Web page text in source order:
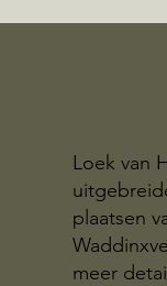
Loek van
plaatsen
meer